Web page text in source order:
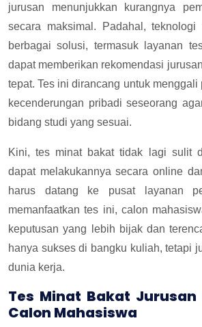
jurusan menunjukkan kurangnya
secara maksimal. Padahal, teknologi
berbagai solusi, termasuk layanan
dapat memberikan rekomendasi
tepat. Tes ini dirancang untuk menggali
kecenderungan pribadi seseorang
bidang studi yang sesuai.
Kini, tes minat bakat tidak lagi sulit
dapat melakukannya secara online
harus datang ke pusat layanan
memanfaatkan tes ini, calon
keputusan yang lebih bijak dan
hanya sukses di bangku kuliah, tetapi
dunia kerja.
Tes Minat Bakat
Calon Mahasiswa